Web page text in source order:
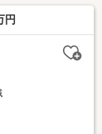
歩７分小学校 大
岡東中学校 徒
に載っていない
わせください！
記リンクからご覧
円